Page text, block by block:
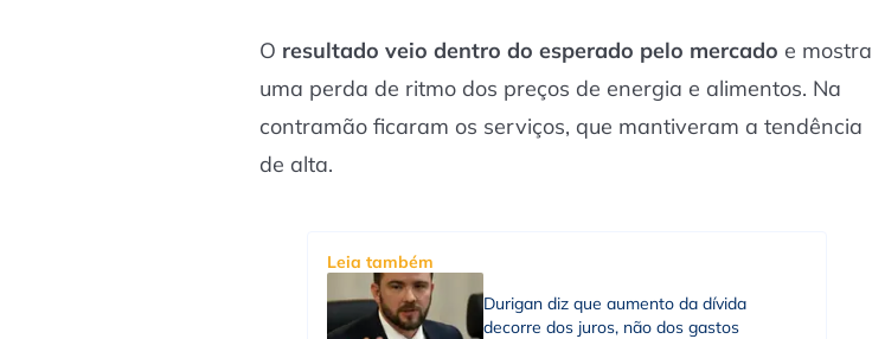
O resultado veio dentro do esperado pelo mercado e mostra
uma perda de ritmo dos preços de energia e alimentos. Na
contramão ficaram os serviços, que mantiveram a tendência
de alta.
Leia também
Durigan diz que aumento da dívida
decorre dos juros, não dos gastos